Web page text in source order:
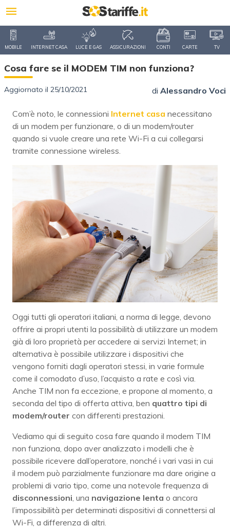
MOBILE INTERNET CASA LUCE E GAS ASSICURAZIONI CONTI CARTE TV
Cosa fare se il MODEM TIM non funziona?
Aggiornato il 25/10/2021 di Alessandro Voci
Com’è noto, le connessioni Internet casa necessitano
di un modem per funzionare, o di un modem/router
quando si vuole creare una rete Wi-Fi a cui collegarsi
tramite connessione wireless.
Oggi tutti gli operatori italiani, a norma di legge, devono
offrire ai propri utenti la possibilità di utilizzare un modem
già di loro proprietà per accedere ai servizi Internet; in
alternativa è possibile utilizzare i dispositivi che
vengono forniti dagli operatori stessi, in varie formule
come il comodato d’uso, l’acquisto a rate e così via.
Anche TIM non fa eccezione, e propone al momento, a
seconda del tipo di offerta attiva, ben quattro tipi di
modem/router con differenti prestazioni.
Vediamo qui di seguito cosa fare quando il modem TIM
non funziona, dopo aver analizzato i modelli che è
possibile ricevere dall’operatore, nonché i vari vasi in cui
il modem può parzialmente funzionare ma dare origine a
problemi di vario tipo, come una notevole frequenza di
disconnessioni , una navigazione lenta o ancora
l’impossibilità per determinati dispositivi di connettersi al
Wi-Fi, a differenza di altri.